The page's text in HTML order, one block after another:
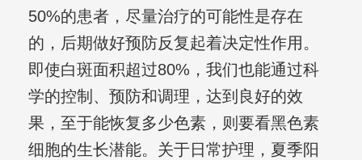
50%的患者，尽量治疗的可能性是存在
的，后期做好预防反复起着决定性作用。
即使白斑面积超过80%，我们也能通过科
学的控制、预防和调理，达到良好的效
果，至于能恢复多少色素，则要看黑色素
细胞的生长潜能。关于日常护理，夏季阳